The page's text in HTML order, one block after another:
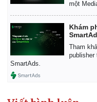
một
Khám
Tham
publisher
SmartAds.